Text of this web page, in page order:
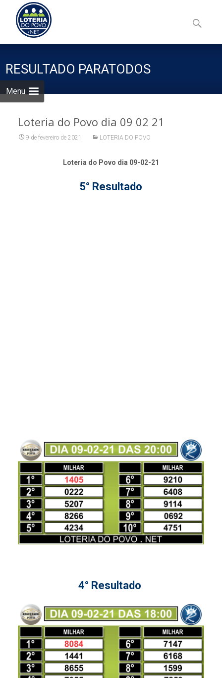
Menu
to
content
por:
RESULTADO PARATODOS
Loteria do Povo dia 09 02 21
9 de fevereiro de 2021 LOTERIA DO POVO
Loteria do Povo dia 09-02-21
5° Resultado
4° Resultado